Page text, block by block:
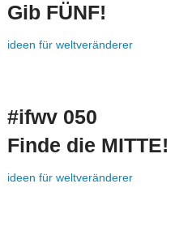
Gib FÜNF!
ideen für weltveränderer
#ifwv 050
Finde die MITTE!
ideen für weltveränderer